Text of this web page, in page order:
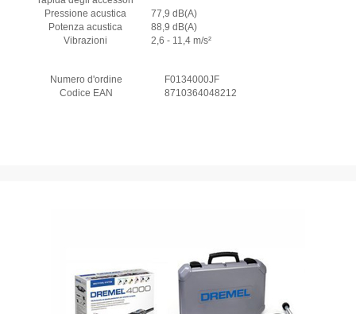
Pressione acustica
77,9 dB(A)
Potenza acustica
88,9 dB(A)
Vibrazioni
2,6 - 11,4 m/s²
Numero d'ordine
F0134000JF
Codice EAN
8710364048212